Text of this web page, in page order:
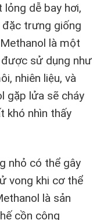
lỏng dễ bay hơi,
đặc trưng giống
là một
sử dụng như
nhiên liệu, và
gặp lửa sẽ cháy
khó nhìn thấy
nhỏ có thể gây
vong khi cơ thể
là sản
cồn công